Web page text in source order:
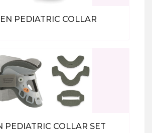
PEDIATRIC COLLAR
PEDIATRIC COLLAR SET